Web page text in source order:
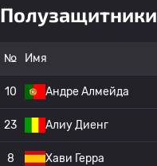
Полузащитники
№ Имя
10 Андре Алмейда
23 Алиу Диенг
8 Хави Герра